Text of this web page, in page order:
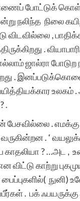
போட்டுக்
நலிந்த நிலை
விடவில்லை ,
.
எல்லாம் ஜால்ரா
.
உலகம்
.
பேசவில்லை .
. ‘
? …அட​ ,
விட்டு காற்று
பைப்புகளில்(
. பக்